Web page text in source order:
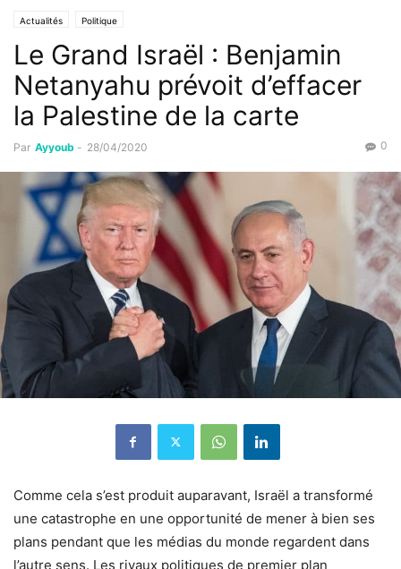
Actualités Politique
Le Grand Israël : Benjamin
Netanyahu prévoit d’effacer
la Palestine de la carte
Par Ayyoub - 28/04/2020 0
Comme cela s’est produit auparavant, Israël a transformé
une catastrophe en une opportunité de mener à bien ses
plans pendant que les médias du monde regardent dans
l’autre sens. Les rivaux politiques de premier plan